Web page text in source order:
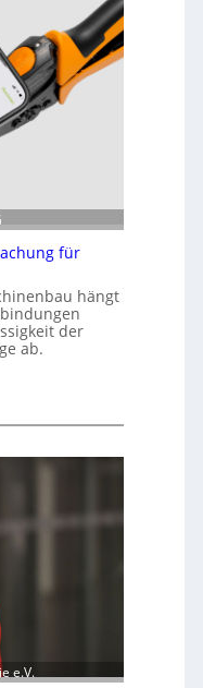
für
hängt
der
ab.
e.V.